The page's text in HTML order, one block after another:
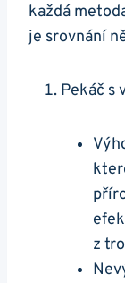
každá
je ⁤srovnání
Pekáč s
z